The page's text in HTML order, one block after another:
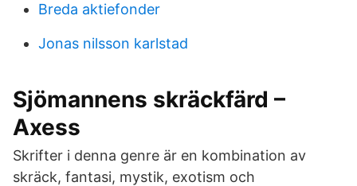
Breda aktiefonder
Jonas nilsson karlstad
Sjömannens skräckfärd –
Axess
Skrifter i denna genre är en kombination av
skräck, fantasi, mystik, exotism och